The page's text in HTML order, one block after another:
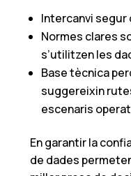
Intercanvi segur
Normes clares
s’utilitzen les
Base tècnica
suggereixin
escenaris
En garantir la
de dades